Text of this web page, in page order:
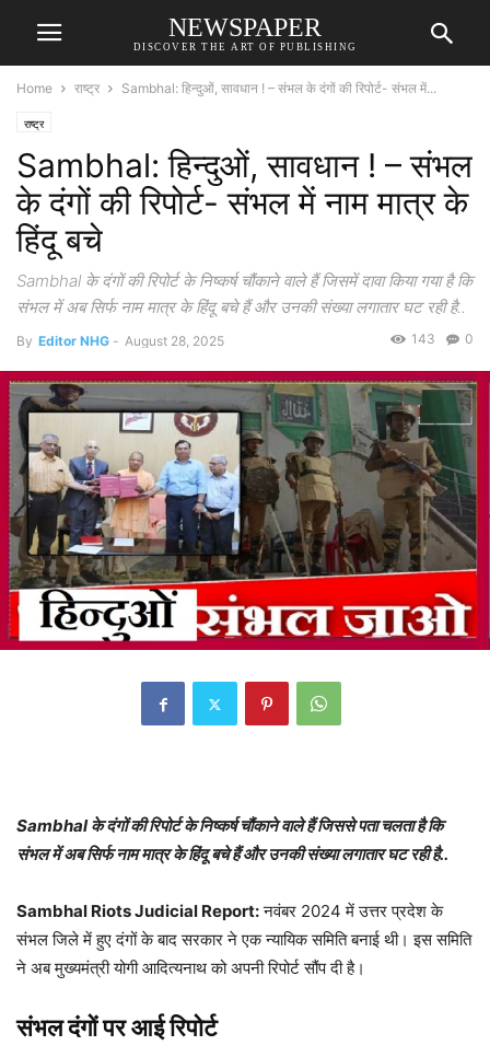
NEWSPAPER
DISCOVER THE ART OF PUBLISHING
Home राष्ट्र Sambhal: हिन्दुओं, सावधान ! – संभल के दंगों की रिपोर्ट- संभल में...
राष्ट्र
Sambhal: हिन्दुओं, सावधान ! – संभल
के दंगों की रिपोर्ट- संभल में नाम मात्र के
हिंदू बचे
Sambhal के दंगों की रिपोर्ट के निष्कर्ष चौंकाने वाले हैं जिसमें दावा किया गया है कि
संभल में अब सिर्फ नाम मात्र के हिंदू बचे हैं और उनकी संख्या लगातार घट रही है..
By Editor NHG - August 28, 2025 0
143
Sambhal के दंगों की रिपोर्ट के निष्कर्ष चौंकाने वाले हैं जिससे पता चलता है कि
संभल में अब सिर्फ नाम मात्र के हिंदू बचे हैं और उनकी संख्या लगातार घट रही है..
Sambhal Riots Judicial Report:नवंबर 2024 में उत्तर प्रदेश के
संभल जिले में हुए दंगों के बाद सरकार ने एक न्यायिक समिति बनाई थी। इस समिति
ने अब मुख्यमंत्री योगी आदित्यनाथ को अपनी रिपोर्ट सौंप दी है।
संभल दंगों पर आई रिपोर्ट